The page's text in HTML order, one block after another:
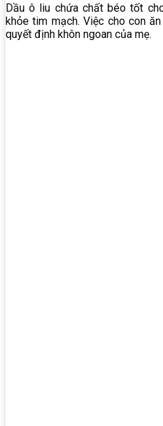
Dầu ô liu chứa chất béo tốt
khỏe tim mạch. Việc cho con
quyết định khôn ngoan của mẹ.